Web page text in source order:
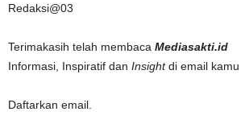
Redaksi@03
Terimakasih telah membaca Mediasakti.id
Informasi, Inspiratif dan Insightdi email kamu
Daftarkan email.